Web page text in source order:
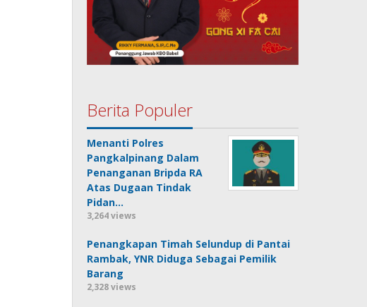
Berita Populer
Menanti Polres
Pangkalpinang Dalam
Penanganan Bripda RA
Atas Dugaan Tindak
Pidan…
3,264 views
Penangkapan Timah Selundup di Pantai
Rambak, YNR Diduga Sebagai Pemilik
Barang
2,328 views